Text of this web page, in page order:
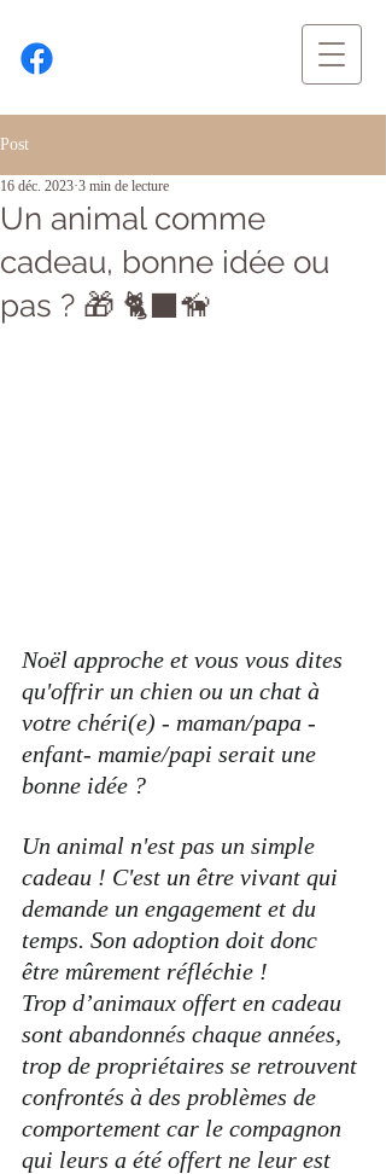
Post
Un animal comme
cadeau, bonne idée ou
pas ? 🎁 🐈‍⬛🦮
16 déc. 2023 3 min de lecture
Noël approche et vous vous dites
qu'offrir un chien ou un chat à
votre chéri(e) - maman/papa -
enfant- mamie/papi serait une
bonne idée ?
Un animal n'est pas un simple
cadeau ! C'est un être vivant qui
demande un engagement et du
temps. Son adoption doit donc
être mûrement réfléchie !
Trop d’animaux offert en cadeau
sont abandonnés chaque années,
trop de propriétaires se retrouvent
confrontés à des problèmes de
comportement car le compagnon
qui leurs a été offert ne leur est